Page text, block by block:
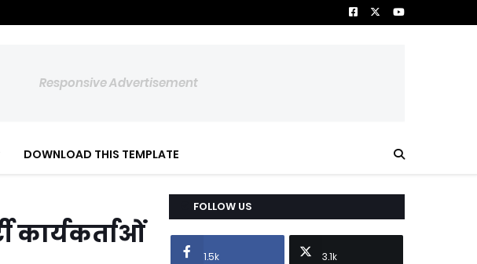
Responsive Advertisement
DOWNLOAD THIS TEMPLATE
कार्यकर्ताओं
FOLLOW US
1.5k 3.1k